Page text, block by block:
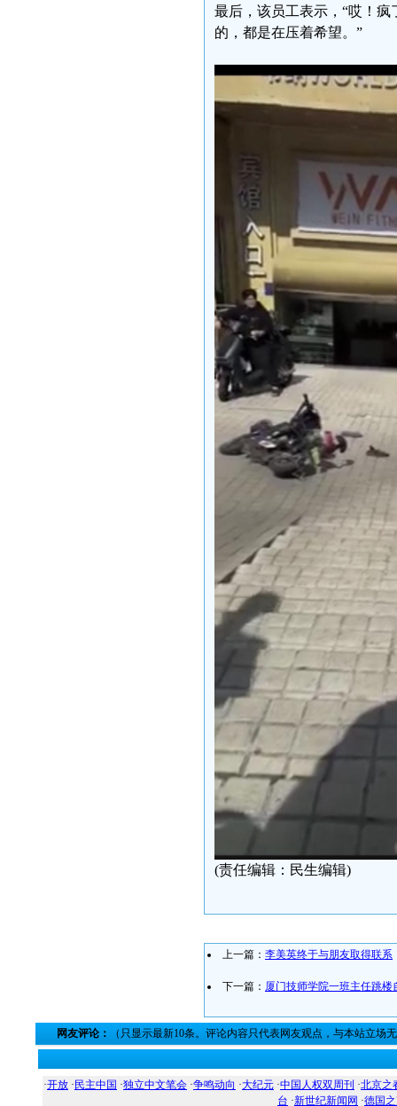
最后，该员工表示，“哎！
的，都是在压着希望。”
(责任编辑：民生编辑)
上一篇： 李美英终于与朋友取得联系
下一篇： 厦门技师学院一班主任跳楼
网友评论： （只显示最新10条。评论内容只代表网友观点，与本站立场
·开放 · 民主中国 ·独立中文笔会 ·争鸣动向 ·大纪元 ·中国人权双周刊 ·北京之
台 ·新世纪新闻网 ·德国